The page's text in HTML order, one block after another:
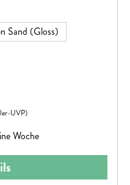
Sand (Gloss)
UVP)
Woche